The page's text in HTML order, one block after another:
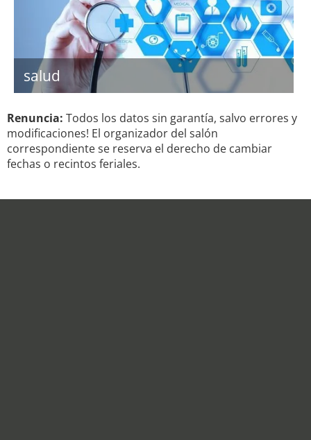
salud
Renuncia: Todos los datos sin garantía, salvo errores y
modificaciones! El organizador del salón
correspondiente se reserva el derecho de cambiar
fechas o recintos feriales.